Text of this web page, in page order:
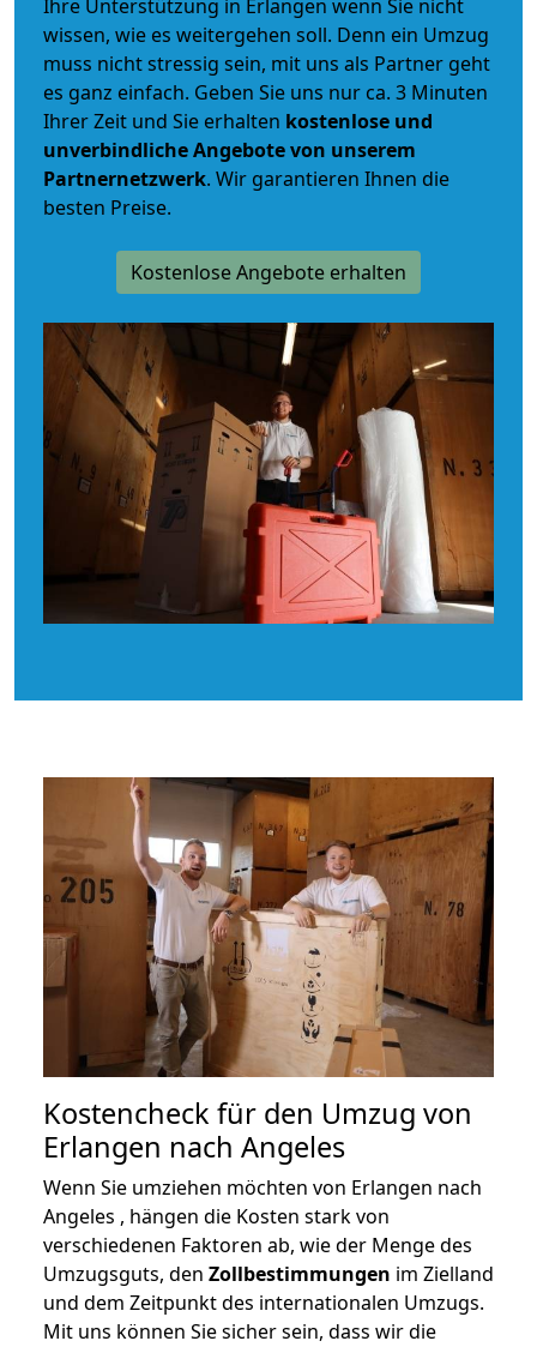
Ihre Unterstützung in Erlangen wenn Sie nicht
wissen, wie es weitergehen soll. Denn ein Umzug
muss nicht stressig sein, mit uns als Partner geht
es ganz einfach. Geben Sie uns nur ca. 3 Minuten
Ihrer Zeit und Sie erhalten kostenlose und
unverbindlicheAngebote von unserem
Partnernetzwerk. Wir garantieren Ihnen die
besten Preise.
Kostenlose Angebote erhalten
Kostencheck für den Umzug von
Erlangen nach Angeles
Wenn Sie umziehen möchten von Erlangen nach
Angeles , hängen die Kosten stark von
verschiedenen Faktoren ab, wie der Menge des
Umzugsguts, den Zollbestimmungen im Zielland
und dem Zeitpunkt des internationalen Umzugs.
Mit uns können Sie sicher sein, dass wir die